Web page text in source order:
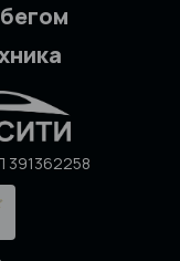
391362258